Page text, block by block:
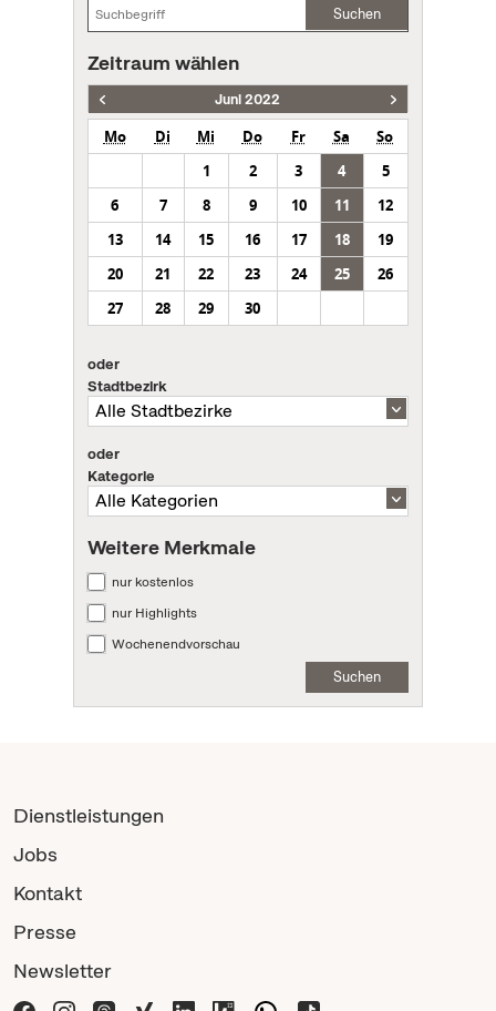
Suchen
Zeitraum wählen
Juni 2022
Mo Di Mi Do Fr Sa
So
1
2 3 4
5
6
7 8 9 10 11
12
13
14 15 16 17 18
19
20
21 22 23 24 25
26
27
28 29 30
oder
Stadtbezirk
oder
Kategorie
Weitere Merkmale
nur kostenlos
nur Highlights
Wochenendvorschau
Suchen
Dienstleistungen
Jobs
Kontakt
Presse
Newsletter